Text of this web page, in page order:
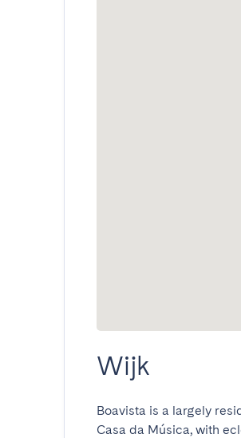
Wijk
Boavista is a largely
Casa da Música, with